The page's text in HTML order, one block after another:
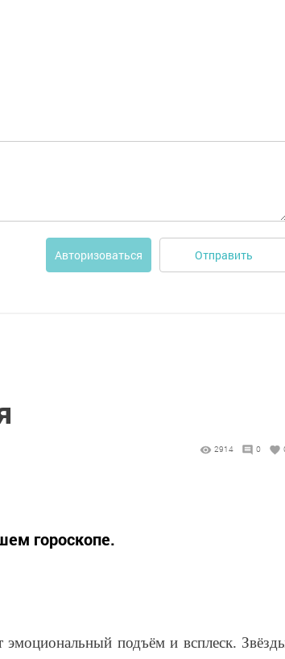
Авторизоваться Отправить
2914 0
гороскопе.
подъём и всплеск.